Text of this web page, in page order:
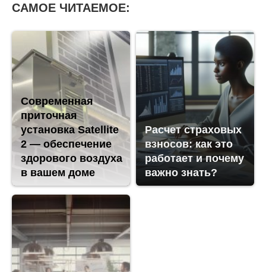
САМОЕ ЧИТАЕМОЕ:
Современная
приточная
установка Satellite
2 — обеспечение
здорового воздуха
в вашем доме
Расчет страховых
взносов: как это
работает и почему
важно знать?